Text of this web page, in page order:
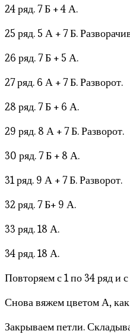
24 ряд. 7 Б + 4 А.
25 ряд. 5 А + 7 Б.
26 ряд. 7 Б + 5 А.
27 ряд. 6 А + 7 Б. Разворот.
28 ряд. 7 Б + 6 А.
29 ряд. 8 А + 7 Б. Разворот.
30 ряд. 7 Б + 8 А.
31 ряд. 9 А + 7 Б. Разворот.
32 ряд. 7 Б+ 9 А.
33 ряд. 18 А.
34 ряд. 18 А.
Повторяем с 1 по 34 ряд и
Снова вяжем цветом А,
Закрываем петли.